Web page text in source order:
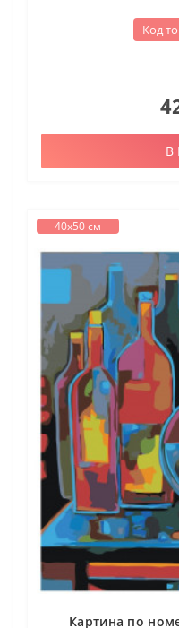
Код
В
40х50 см
Картина по